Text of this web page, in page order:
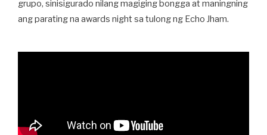
grupo, sinisigurado nilang magiging bongga at maningning
ang parating na awards night sa tulong ng Echo Jham.